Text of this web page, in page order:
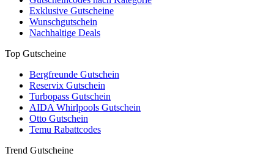
Exklusive Gutscheine
Wunschgutschein
Nachhaltige Deals
Top Gutscheine
Bergfreunde Gutschein
Reservix Gutschein
Turbopass Gutschein
AIDA Whirlpools Gutschein
Otto Gutschein
Temu Rabattcodes
Trend Gutscheine